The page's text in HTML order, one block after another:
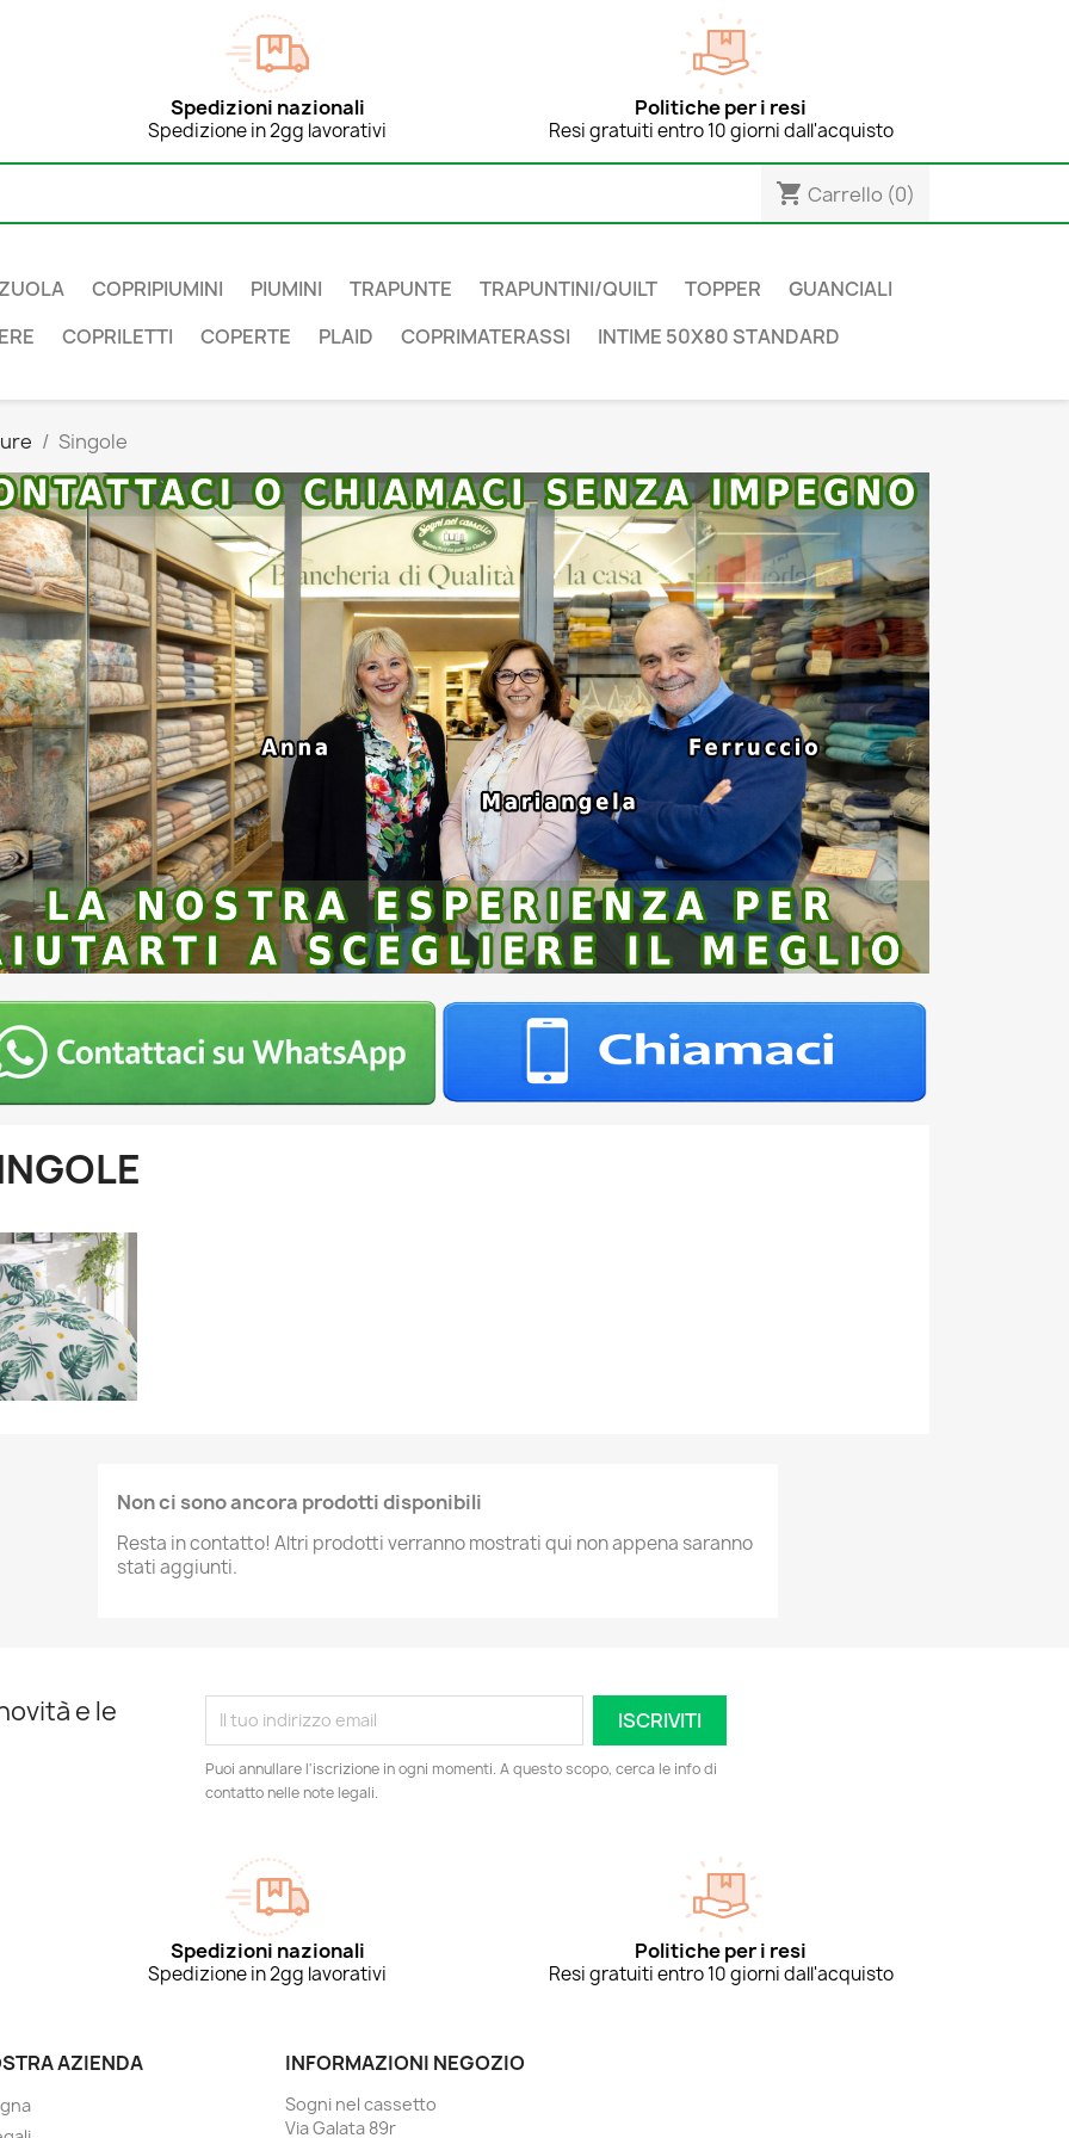
Spedizioni nazionali
Spedizione in 2gg lavorativi
Politiche per i resi
Resi gratuiti entro 10 giorni dall'acquisto
shopping_cart Carrello (0)
COPRIPIUMINI PIUMINI TRAPUNTE TRAPUNTINI/QUILT TOPPER
GUANCIALI
COPRILETTI COPERTE PLAID COPRIMATERASSI INTIME 50X80 STANDARD
Singole
Non ci sono ancora prodotti disponibili
Resta in contatto! Altri prodotti verranno mostrati qui non appena saranno
stati aggiunti.
e le
Puoi annullare l'iscrizione in ogni momenti. A questo scopo, cerca le info di
contatto nelle note legali.
Spedizioni nazionali
Spedizione in 2gg lavorativi
Politiche per i resi
Resi gratuiti entro 10 giorni dall'acquisto
AZIENDA INFORMAZIONI NEGOZIO
Sogni nel cassetto
Via Galata 89r